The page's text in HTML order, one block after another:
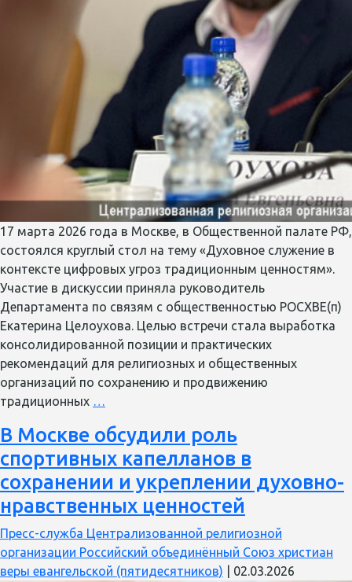
17 марта 2026 года в Москве, в Общественной палате РФ,
состоялся круглый стол на тему «Духовное служение в
контексте цифровых угроз традиционным ценностям».
Участие в дискуссии приняла руководитель
Департамента по связям с общественностью РОСХВЕ(п)
Екатерина Целоухова. Целью встречи стала выработка
консолидированной позиции и практических
рекомендаций для религиозных и общественных
организаций по сохранению и продвижению
традиционных …
приняла
участие
в
обсуждении
защиты
традиционных
ценностей
от
В Москве обсудили роль
спортивных капелланов в
сохранении и укреплении духовно-
нравственных ценностей
Пресс-служба Централизованной религиозной
организации Российский объединённый Союз христиан
веры евангельской (пятидесятников)
02.03.2026